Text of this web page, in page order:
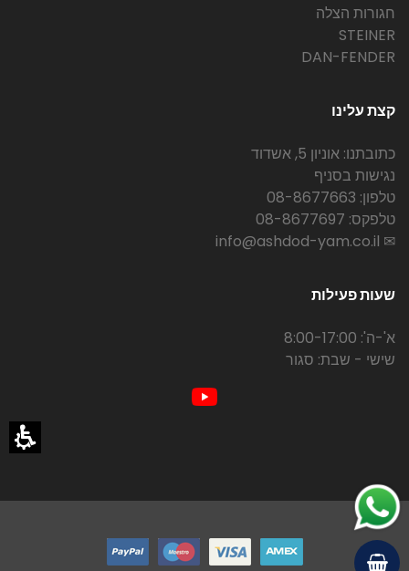
חגורות הצלה
STEINER
DAN-FENDER
קצת עלינו
כתובתנו: אוניון 5, אשדוד
נגישות בסניף
טלפון: 08-8677663
טלפקס: 08-8677697
✉ info@ashdod-yam.co.il
שעות פעילות
א'-ה': 8:00-17:00
שישי - שבת: סגור